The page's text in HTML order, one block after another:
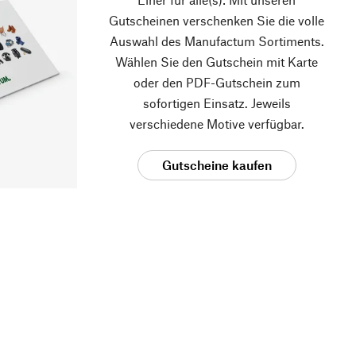
Gutscheinen verschenken Sie die volle
Auswahl des Manufactum Sortiments.
Wählen Sie den Gutschein mit Karte
oder den PDF-Gutschein zum
sofortigen Einsatz. Jeweils
verschiedene Motive verfügbar.
Gutscheine kaufen